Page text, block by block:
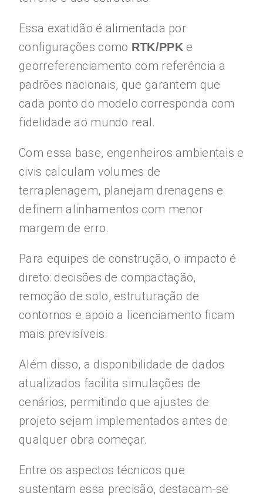
Essa exatidão é alimentada por
configurações como RTK/PPKe
georreferenciamento com referência a
padrões nacionais, que garantem que
cada ponto do modelo corresponda com
fidelidade ao mundo real.
Com essa base, engenheiros ambientais e
civis calculam volumes de
terraplenagem, planejam drenagens e
definem alinhamentos com menor
margem de erro.
Para equipes de construção, o impacto é
direto: decisões de compactação,
remoção de solo, estruturação de
contornos e apoio a licenciamento ficam
mais previsíveis.
Além disso, a disponibilidade de dados
atualizados facilita simulações de
cenários, permitindo que ajustes de
projeto sejam implementados antes de
qualquer obra começar.
Entre os aspectos técnicos que
sustentam essa precisão, destacam-se